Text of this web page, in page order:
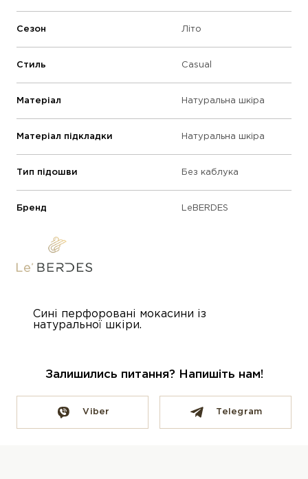
Сезон Літо
Стиль Casual
Матеріал Натуральна шкіра
Матеріал підкладки Натуральна шкіра
Тип підошви Без каблука
Бренд LeBERDES
Сині перфоровані мокасини із
натуральної шкіри.
Залишились питання? Напишіть нам!
Viber Telegram